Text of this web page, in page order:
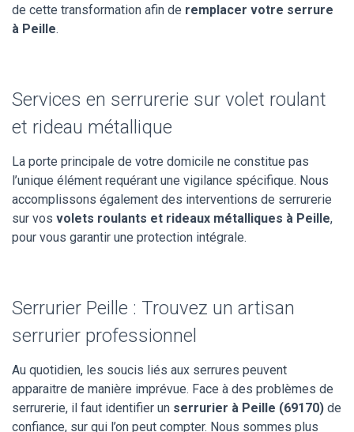
de cette transformation afin de remplacer votre serrure
à Peille.
Services en serrurerie sur volet roulant
et rideau métallique
La porte principale de votre domicile ne constitue pas
l’unique élément requérant une vigilance spécifique. Nous
accomplissons également des interventions de serrurerie
sur vos volets roulants et rideaux métalliques à Peille,
pour vous garantir une protection intégrale.
Serrurier Peille : Trouvez un artisan
serrurier professionnel
Au quotidien, les soucis liés aux serrures peuvent
apparaitre de manière imprévue. Face à des problèmes de
serrurerie, il faut identifier un serrurier à Peille (69170) de
confiance, sur qui l’on peut compter. Nous sommes plus